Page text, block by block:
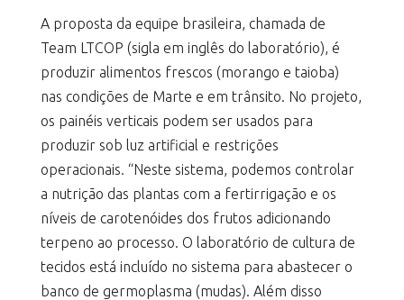
A proposta da equipe brasileira, chamada de
Team LTCOP (sigla em inglês do laboratório), é
produzir alimentos frescos (morango e taioba)
nas condições de Marte e em trânsito. No projeto,
os painéis verticais podem ser usados ​​para
produzir sob luz artificial e restrições
operacionais. “Neste sistema, podemos controlar
a nutrição das plantas com a fertirrigação e os
níveis de carotenóides dos frutos adicionando
terpeno ao processo. O laboratório de cultura de
tecidos está incluído no sistema para abastecer o
banco de germoplasma (mudas). Além disso